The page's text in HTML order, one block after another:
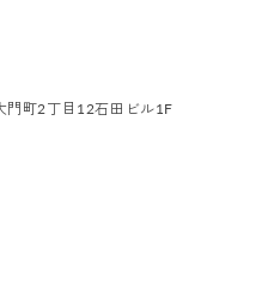
門町2丁目12石田ビル1F